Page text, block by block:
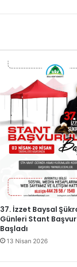
r
ü
ü
Z
i
y
a
r
t
i
-
2
0
.
2
37. İzzet Baysal
Günleri Stant
Başladı
13 Nisan 2026